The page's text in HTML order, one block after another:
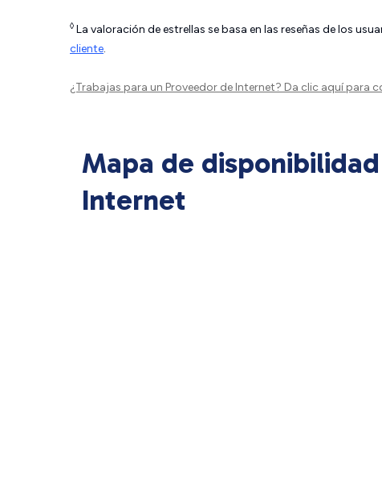
◊ La valoración de estrellas se basa en las reseñas de los
cliente.
¿Trabajas para un Proveedor de Internet? Da clic aquípara
Mapa de
Internet